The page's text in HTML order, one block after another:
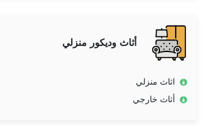
أثاث وديكور منزلي
اثاث منزلي
أثاث خارجي